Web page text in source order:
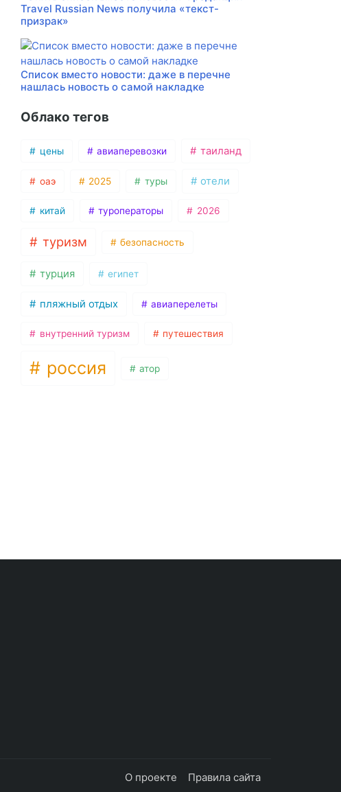
Travel Russian News получила «текст-
призрак»
Список вместо новости: даже в перечне
нашлась новость о самой накладке
Облако тегов
цены авиаперевозки таиланд
оаэ 2025 туры отели
китай туроператоры 2026
туризм безопасность
турция египет
пляжный отдых авиаперелеты
внутренний туризм путешествия
россия атор
О проекте Правила сайта